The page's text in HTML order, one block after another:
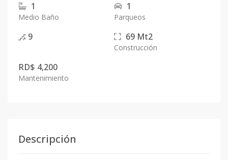
1
Medio Baño
1
Parqueos
9 69 Mt2
Construcción
RD$ 4,200
Mantenimiento
Descripción